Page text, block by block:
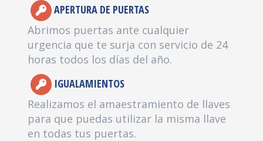
APERTURA DE PUERTAS
Abrimos puertas ante cualquier
urgencia que te surja con servicio de 24
horas todos los días del año.
IGUALAMIENTOS
Realizamos el amaestramiento de llaves
para que puedas utilizar la misma llave
en todas tus puertas.